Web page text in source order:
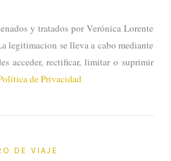
y tratados por Verónica Lorente
legitimacion se lleva a cabo mediante
acceder, rectificar, limitar o suprimir
de Privacidad
DE VIAJE